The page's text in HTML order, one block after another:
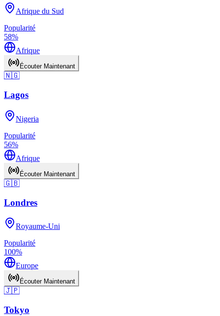
Afrique du Sud
Popularité
58%
Afrique
Écouter Maintenant
🇳🇬
Lagos
Nigeria
Popularité
56%
Afrique
Écouter Maintenant
🇬🇧
Londres
Royaume-Uni
Popularité
100%
Europe
Écouter Maintenant
🇯🇵
Tokyo